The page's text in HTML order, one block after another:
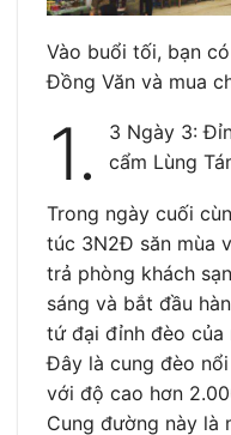
Vào buổi tối, bạn
Đồng Văn và mua
1.
3 Ngày 3:
cẩm Lùng
Trong ngày cuối
túc 3N2Đ săn mùa
trả phòng khách
sáng và bắt đầu
tứ đại đỉnh đèo của
Đây là cung đèo
với độ cao hơn
Cung đường này là